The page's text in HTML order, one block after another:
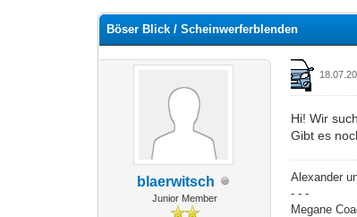
Böser Blick / Scheinwerferblenden
blaerwitsch
Junior Member
Hi! Wir
Gibt es
Alexander
- - -
Megane